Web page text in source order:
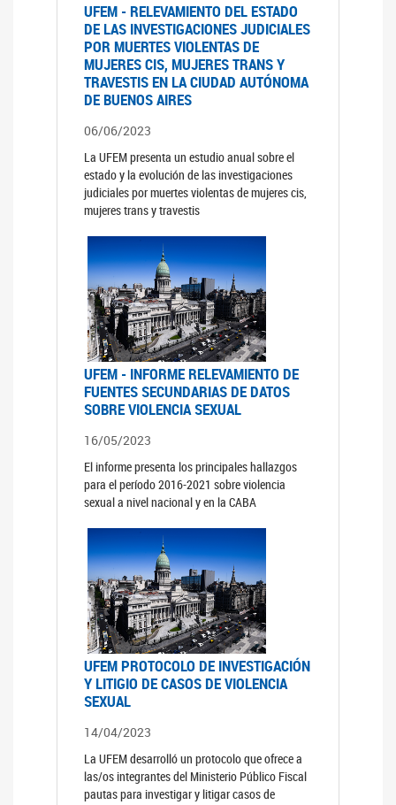
UFEM - RELEVAMIENTO DEL ESTADO
DE LAS INVESTIGACIONES JUDICIALES
POR MUERTES VIOLENTAS DE
MUJERES CIS, MUJERES TRANS Y
TRAVESTIS EN LA CIUDAD AUTÓNOMA
DE BUENOS AIRES
06/06/2023
La UFEM presenta un estudio anual sobre el
estado y la evolución de las investigaciones
judiciales por muertes violentas de mujeres cis,
mujeres trans y travestis
UFEM - INFORME RELEVAMIENTO DE
FUENTES SECUNDARIAS DE DATOS
SOBRE VIOLENCIA SEXUAL
16/05/2023
El informe presenta los principales hallazgos
para el período 2016-2021 sobre violencia
sexual a nivel nacional y en la CABA
UFEM PROTOCOLO DE INVESTIGACIÓN
Y LITIGIO DE CASOS DE VIOLENCIA
SEXUAL
14/04/2023
La UFEM desarrolló un protocolo que ofrece a
las/os integrantes del Ministerio Público Fiscal
pautas para investigar y litigar casos de